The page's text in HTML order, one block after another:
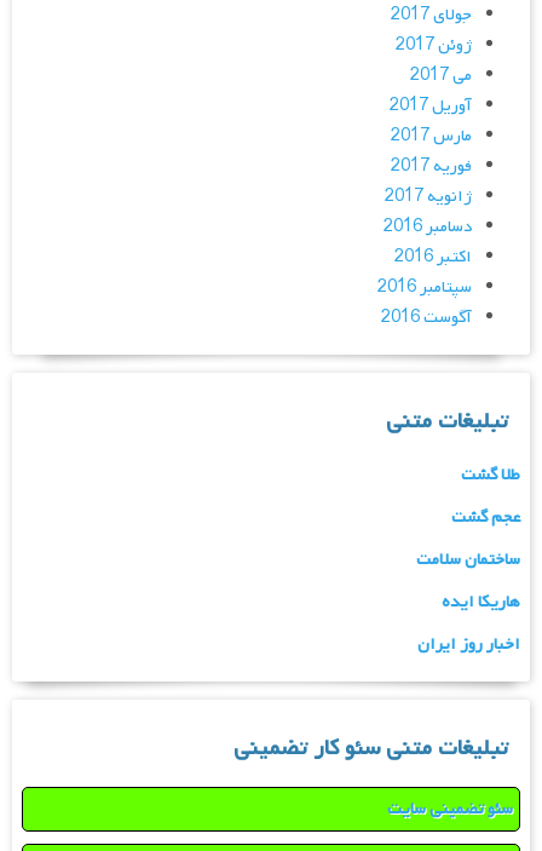
جولای 2017
ژوئن 2017
می 2017
آوریل 2017
مارس 2017
فوریه 2017
ژانویه 2017
دسامبر 2016
اکتبر 2016
سپتامبر 2016
آگوست 2016
تبلیغات متنی
طلا گشت
عجم گشت
ساختمان سلامت
هاریکا ایده
اخبار روز ایران
تبلیغات متنی سئو کار تضمینی
سئو تضمینی سایت